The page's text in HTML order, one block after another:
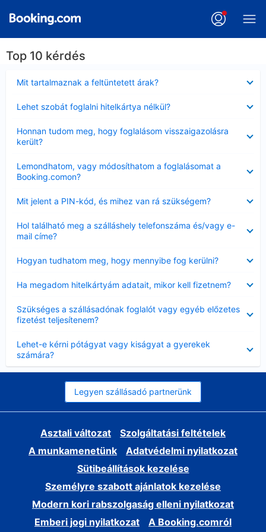
Top 10 kérdés
Mit tartalmaznak a feltüntetett árak?
Lehet szobát foglalni hitelkártya nélkül?
Honnan tudom meg, hogy foglalásom visszaigazolásra
került?
Lemondhatom, vagy módosíthatom a foglalásomat a
Booking.comon?
Mit jelent a PIN-kód, és mihez van rá szükségem?
Hol található meg a szálláshely telefonszáma és/vagy e-
mail címe?
Hogyan tudhatom meg, hogy mennyibe fog kerülni?
Ha megadom hitelkártyám adatait, mikor kell fizetnem?
Szükséges a szállásadónak foglalót vagy egyéb előzetes
fizetést teljesítenem?
Lehet-e kérni pótágyat vagy kiságyat a gyerekek
számára?
Legyen szállásadó partnerünk
Asztali változat
Szolgáltatási feltételek
A munkamenetünk
Adatvédelmi nyilatkozat
Sütibeállítások kezelése
Személyre szabott ajánlatok kezelése
Modern kori rabszolgaság elleni nyilatkozat
Emberi jogi nyilatkozat
A Booking.comról